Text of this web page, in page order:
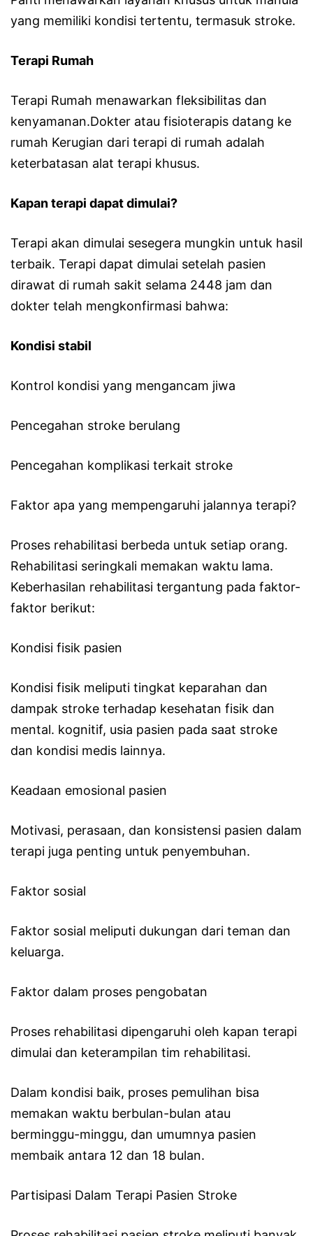
yang memiliki kondisi tertentu, termasuk stroke.
Terapi Rumah
Terapi Rumah menawarkan fleksibilitas dan
kenyamanan.Dokter atau fisioterapis datang ke
rumah Kerugian dari terapi di rumah adalah
keterbatasan alat terapi khusus.
Kapan terapi dapat dimulai?
Terapi akan dimulai sesegera mungkin untuk hasil
terbaik. Terapi dapat dimulai setelah pasien
dirawat di rumah sakit selama 2448 jam dan
dokter telah mengkonfirmasi bahwa:
Kondisi stabil
Kontrol kondisi yang mengancam jiwa
Pencegahan stroke berulang
Pencegahan komplikasi terkait stroke
Faktor apa yang mempengaruhi jalannya terapi?
Proses rehabilitasi berbeda untuk setiap orang.
Rehabilitasi seringkali memakan waktu lama.
Keberhasilan rehabilitasi tergantung pada faktor-
faktor berikut:
Kondisi fisik pasien
Kondisi fisik meliputi tingkat keparahan dan
dampak stroke terhadap kesehatan fisik dan
mental. kognitif, usia pasien pada saat stroke
dan kondisi medis lainnya.
Keadaan emosional pasien
Motivasi, perasaan, dan konsistensi pasien dalam
terapi juga penting untuk penyembuhan.
Faktor sosial
Faktor sosial meliputi dukungan dari teman dan
keluarga.
Faktor dalam proses pengobatan
Proses rehabilitasi dipengaruhi oleh kapan terapi
dimulai dan keterampilan tim rehabilitasi.
Dalam kondisi baik, proses pemulihan bisa
memakan waktu berbulan-bulan atau
berminggu-minggu, dan umumnya pasien
membaik antara 12 dan 18 bulan.
Partisipasi Dalam Terapi Pasien Stroke